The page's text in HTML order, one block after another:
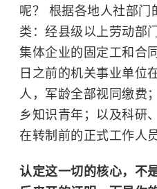
呢？ 根据各地人社部门
类：经县级以上劳动部
集体企业的固定工和合
日之前的机关事业单位
人，军龄全部视同缴费
乡知识青年；以及科研
在转制前的正式工作人员
认定这一切的核心，不